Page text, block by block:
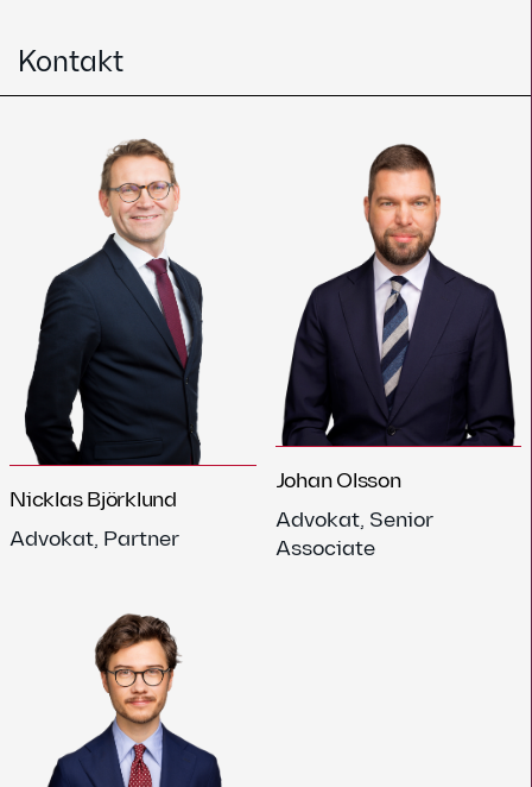
Kontakt
Nicklas Björklund
Advokat, Partner
Johan Olsson
Advokat, Senior
Associate